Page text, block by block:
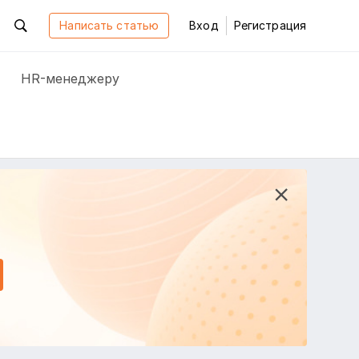
Написать статью Вход Регистрация
HR-менеджеру